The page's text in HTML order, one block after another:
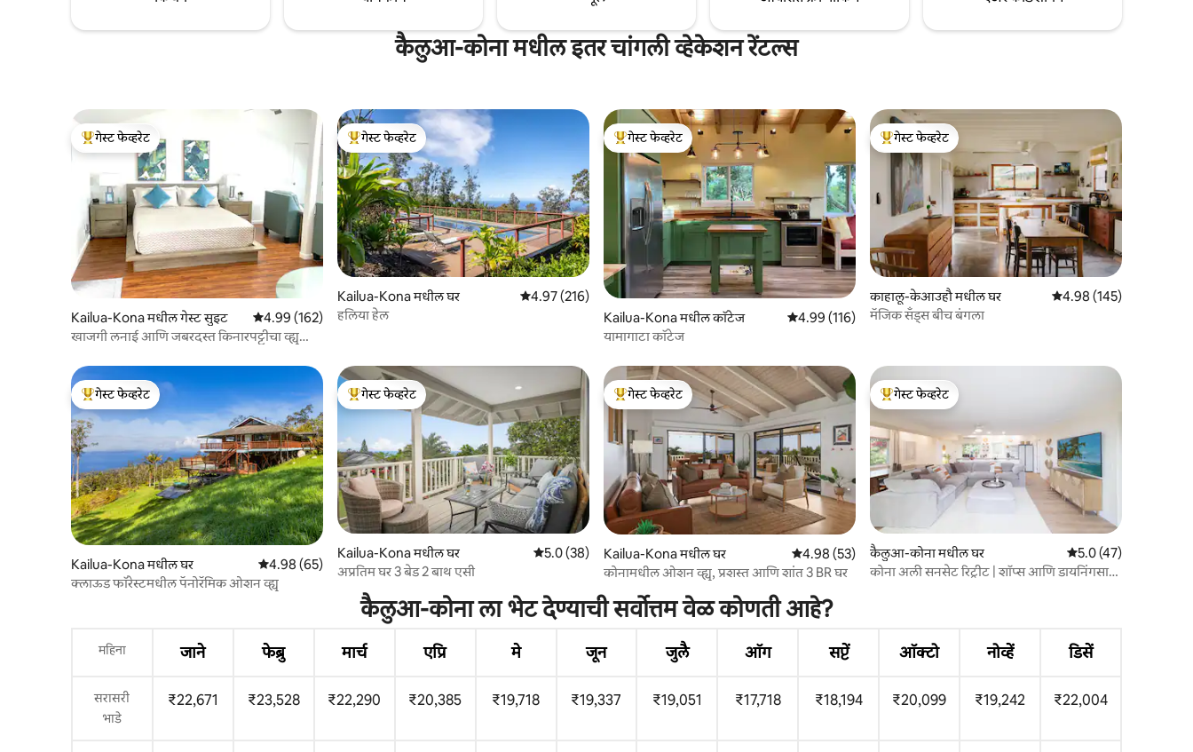
कैलुआ-कोना मधील इतर चांगली व्हेकेशन रेंटल्स
टॉप गेस्ट फेव्हरेट
गेस्ट फेव्हरेट
Kailua-Kona मधील गेस्ट सुइट 5 पैकी 4.99 सरासरी रेटिंग, 162 रिव्ह्यूज
4.99 (162)
खाजगी लनाई आणि जबरदस्त किनारपट्टीचा व्ह्यू
टॉप गेस्ट फेव्हरेट
गेस्ट फेव्हरेट
Kailua-Kona मधील घर 5 पैकी 4.97 सरासरी रेटिंग, 216 रिव्ह्यूज
4.97 (216)
हलिया हेल
टॉप गेस्ट फेव्हरेट
गेस्ट फेव्हरेट
Kailua-Kona मधील कॉटेज 5 पैकी 4.99 सरासरी रेटिंग, 116 रिव्ह्यूज
4.99 (116)
यामागाटा कॉटेज
टॉप गेस्ट फेव्हरेट
गेस्ट फेव्हरेट
काहालू-केआउहौ मधील घर 5 पैकी 4.98 सरासरी रेटिंग,
4.98 (145)
मॅजिक सँड्स बीच बंगला
टॉप गेस्ट फेव्हरेट
गेस्ट फेव्हरेट
Kailua-Kona मधील घर 5 पैकी 4.98 सरासरी रेटिंग, 65 रिव्ह्यूज
4.98 (65)
क्लाऊड फॉरेस्टमधील पॅनोरॅमिक ओशन व्ह्यू
टॉप गेस्ट फेव्हरेट
गेस्ट फेव्हरेट
Kailua-Kona मधील घर 5 पैकी 5.0 सरासरी रेटिंग, 38 रिव्ह्यूज
5.0 (38)
अप्रतिम घर 3 बेड 2 बाथ एसी
टॉप गेस्ट फेव्हरेट
गेस्ट फेव्हरेट
Kailua-Kona मधील घर 5 पैकी 4.98 सरासरी रेटिंग, 53 रिव्ह्यूज
4.98 (53)
कोनामधील ओशन व्ह्यू, प्रशस्त आणि शांत 3 BR घर
टॉप गेस्ट फेव्हरेट
गेस्ट फेव्हरेट
कैलुआ-कोना मधील घर 5 पैकी 5.0 सरासरी रेटिंग,
5.0 (47)
कोना अली सनसेट रिट्रीट | शॉप्स आणि डायनिंगसाठी
कैलुआ-कोना ला भेट देण्याची सर्वोत्तम वेळ कोणती आहे?
महिना जाने फेब्रु मार्च एप्रि मे जून जुलै ऑग सप्टें ऑक्टो नोव्हें डिसें
सरासरी
भाडे
₹22,671 ₹23,528 ₹22,290 ₹20,385 ₹19,718 ₹19,337 ₹19,051 ₹17,718 ₹18,194 ₹20,099 ₹19,242 ₹22,004